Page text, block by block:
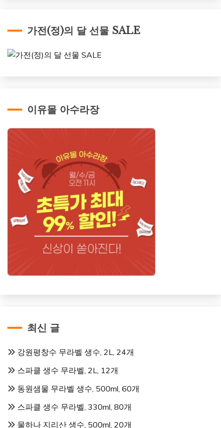
가전(정)의 달 선물 SALE
이유몰 아수라장
최신 글
강원평창수 무라벨 생수, 2L, 24개
스파클 생수 무라벨, 2L, 12개
동원샘물 무라벨 생수, 500ml, 60개
스파클 생수 무라벨, 330ml, 80개
물하나 지리산 생수, 500ml, 20개